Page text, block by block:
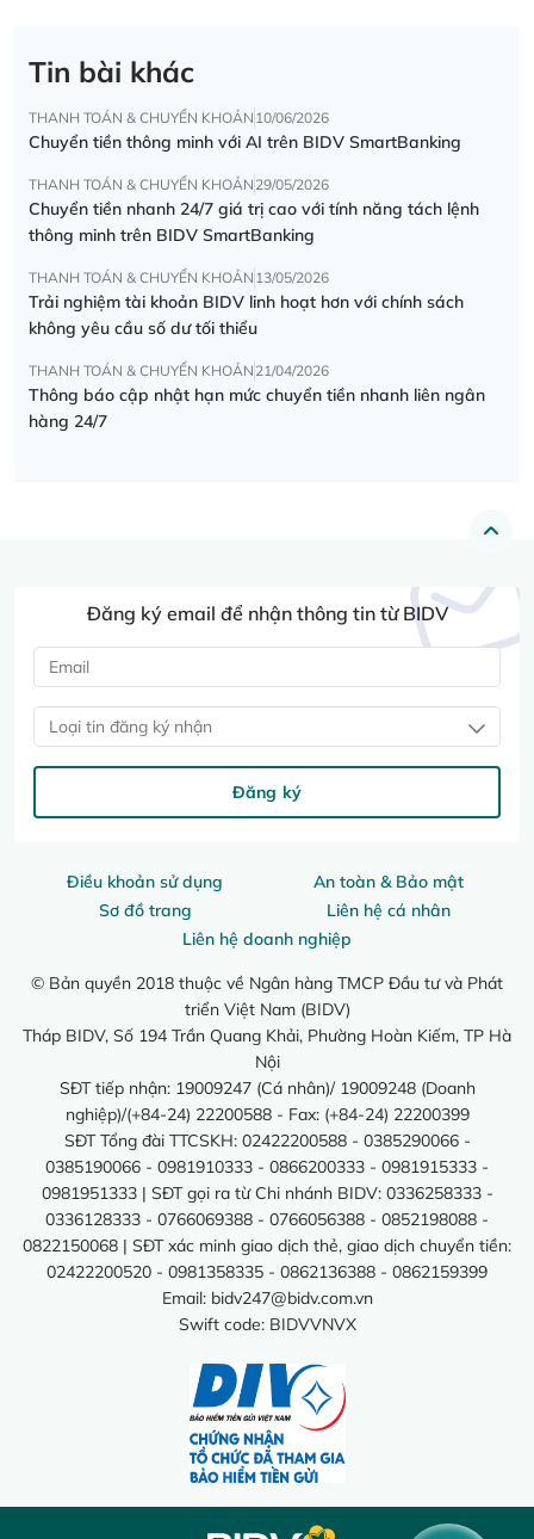
Tin bài khác
THANH TOÁN & CHUYỂN KHOẢN 10/06/2026
Chuyển tiền thông minh với AI trên BIDV SmartBanking
THANH TOÁN & CHUYỂN KHOẢN 29/05/2026
Chuyển tiền nhanh 24/7 giá trị cao với tính năng tách lệnh
thông minh trên BIDV SmartBanking
THANH TOÁN & CHUYỂN KHOẢN 13/05/2026
Trải nghiệm tài khoản BIDV linh hoạt hơn với chính sách
không yêu cầu số dư tối thiểu
THANH TOÁN & CHUYỂN KHOẢN 21/04/2026
Thông báo cập nhật hạn mức chuyển tiền nhanh liên ngân
hàng 24/7
Điều khoản sử dụng
An toàn & Bảo mật
Sơ đồ trang
Liên hệ cá nhân
Liên hệ doanh nghiệp
© Bản quyền 2018 thuộc về Ngân hàng TMCP Đầu tư và Phát
triển Việt Nam (BIDV)
Tháp BIDV, Số 194 Trần Quang Khải, Phường Hoàn Kiếm, TP Hà
Nội
SĐT tiếp nhận: 19009247 (Cá nhân)/ 19009248 (Doanh
nghiệp)/(+84-24) 22200588 - Fax: (+84-24) 22200399
SĐT Tổng đài TTCSKH: 02422200588 - 0385290066 -
0385190066 - 0981910333 - 0866200333 - 0981915333 -
0981951333 | SĐT gọi ra từ Chi nhánh BIDV: 0336258333 -
0336128333 - 0766069388 - 0766056388 - 0852198088 -
0822150068 | SĐT xác minh giao dịch thẻ, giao dịch chuyển tiền:
02422200520 - 0981358335 - 0862136388 - 0862159399
Email: bidv247@bidv.com.vn
Swift code: BIDVVNVX
Đăng ký email để nhận thông tin từ BIDV
Loại tin đăng ký nhận
Đăng ký